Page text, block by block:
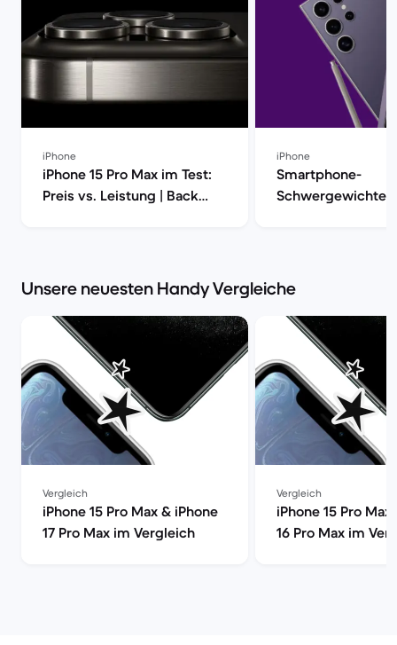
iPhone
iPhone 15 Pro Max im Test:
Preis vs. Leistung | Back
iPhone
Smartphone-
Schwergewichte
Unsere neuesten Handy Vergleiche
Vergleich
iPhone 15 Pro Max & iPhone
17 Pro Max im Vergleich
Vergleich
iPhone 15 Pro
16 Pro Max im